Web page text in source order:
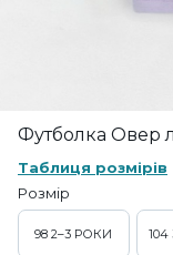
Футболка Овер
Таблиця розмірів
Розмір
98 2–3 РОКИ 104